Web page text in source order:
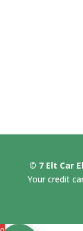
© 7 Elt Car
Your credit